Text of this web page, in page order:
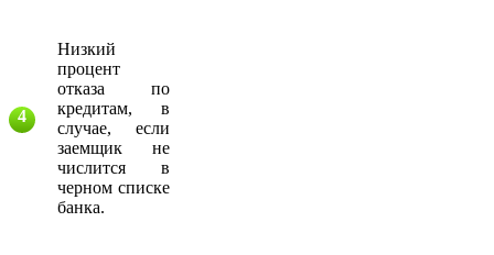
Низкий
процент
отказа по
кредитам, в
случае, если
заемщик не
числится в
черном списке
банка.